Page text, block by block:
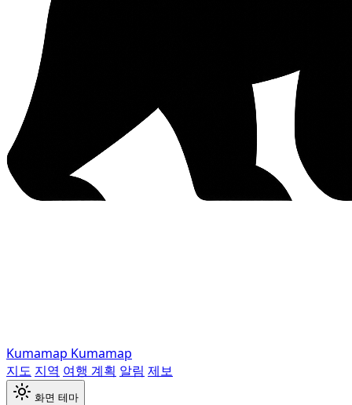
Kumamap Kumamap
지도 지역 여행 계획 알림 제보
화면 테마